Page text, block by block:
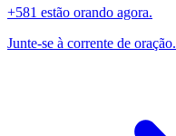
+581 estão orando agora.
Junte-se à corrente de oração.